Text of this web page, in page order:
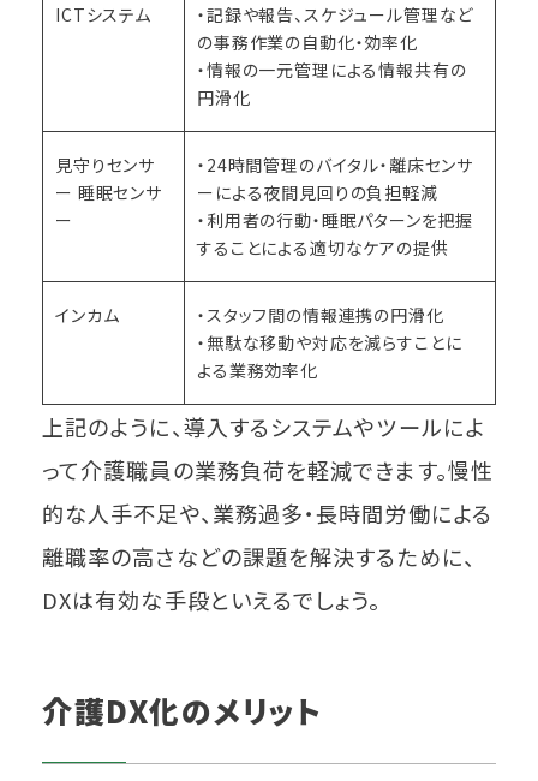
ICTシステム
・記録や報告、スケジュール管理など
の事務作業の自動化・効率化
・情報の一元管理による情報共有の
円滑化
見守りセンサ
ー 睡眠センサ
ー
・24時間管理のバイタル・離床センサ
ーによる夜間見回りの負担軽減
・利用者の行動・睡眠パターンを把握
することによる適切なケアの提供
インカム
・スタッフ間の情報連携の円滑化
・無駄な移動や対応を減らすことに
よる業務効率化
上記のように、導入するシステムやツールによ
って介護職員の業務負荷を軽減できます。慢性
的な人手不足や、業務過多・長時間労働による
離職率の高さなどの課題を解決するために、
DXは有効な手段といえるでしょう。
介護DX化のメリット